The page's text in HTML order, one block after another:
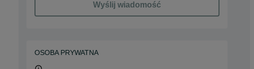
Wyślij wiadomość
OSOBA PRYWATNA